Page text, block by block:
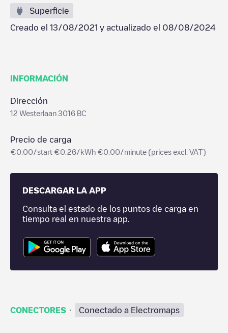
Superficie
Creado el 13/08/2021 y actualizado el 08/08/2024
INFORMACIÓN
Dirección
12 Westerlaan 3016 BC
Precio de carga
€0.00/start €0.26/kWh €0.00/minute (prices excl. VAT)
DESCARGAR LA APP
Consulta el estado de los puntos de carga en
tiempo real en nuestra app.
CONECTORES · Conectado a Electromaps